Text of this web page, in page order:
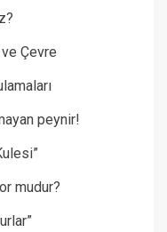
Çevre
peynir!
mudur?